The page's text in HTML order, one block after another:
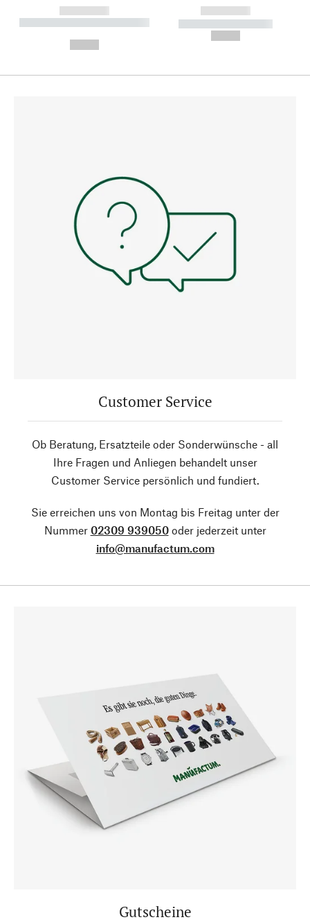
------------
----------- ----------- --------
------------
----------- -----------
Customer Service
Ob Beratung, Ersatzteile oder Sonderwünsche - all
Ihre Fragen und Anliegen behandelt unser
Customer Service persönlich und fundiert.
Sie erreichen uns von Montag bis Freitag unter der
Nummer 02309 939050oder jederzeit unter
info@manufactum.com
Gutscheine